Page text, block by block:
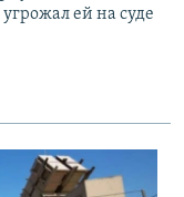
ей на суде